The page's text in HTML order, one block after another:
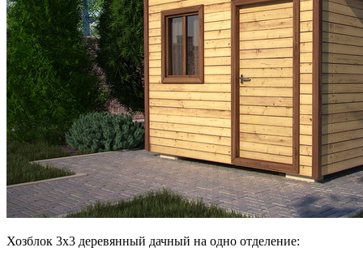
Хозблок 3х3 деревянный дачный на одно отделение: